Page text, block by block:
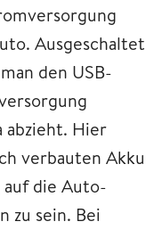
Ausgeschaltet
den USB-
Hier
verbauten Akku
die Auto-
zu sein. Bei